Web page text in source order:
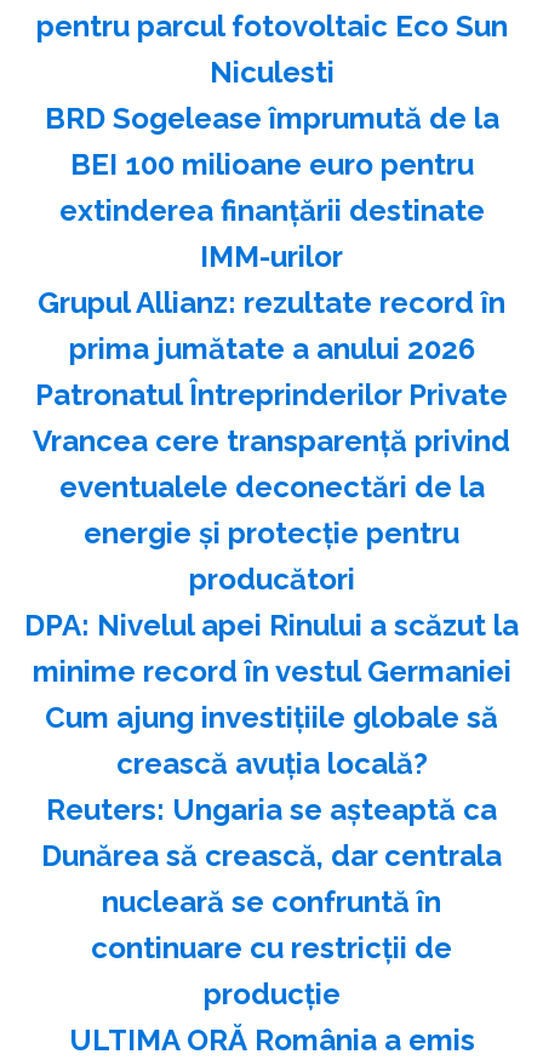
pentru parcul fotovoltaic Eco Sun
Niculesti
BRD Sogelease împrumută de la
BEI 100 milioane euro pentru
extinderea finanţării destinate
IMM-urilor
Grupul Allianz: rezultate record în
prima jumătate a anului 2026
Patronatul Întreprinderilor Private
Vrancea cere transparenţă privind
eventualele deconectări de la
energie şi protecţie pentru
producători
DPA: Nivelul apei Rinului a scăzut la
minime record în vestul Germaniei
Cum ajung investițiile globale să
crească avuția locală?
Reuters: Ungaria se aşteaptă ca
Dunărea să crească, dar centrala
nucleară se confruntă în
continuare cu restricţii de
producţie
ULTIMA ORĂ România a emis